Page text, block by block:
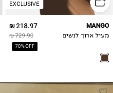
EXCLUSIVE 2XL
218.97 ₪
729.90 ₪
70% OFF
MANGO
מעיל ארוך לנשים